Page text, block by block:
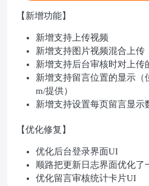
【新增功能】
新增支持上传视频
新增支持图片视频混合上传
新增支持后台审核时对上传
新增支持留言位置的显示（
m/提供）
新增支持设置每页留言显示
【优化修复】
优化后台登录界面UI
顺路把更新日志界面优化了
优化留言审核统计卡片UI